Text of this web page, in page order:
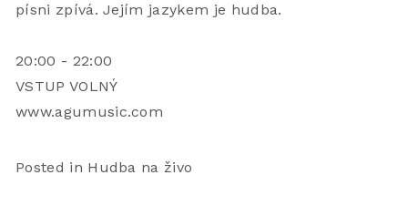
písni zpívá. Jejím jazykem je hudba.
20:00 - 22:00
VSTUP VOLNÝ
www.agumusic.com
Posted in Hudba na živo